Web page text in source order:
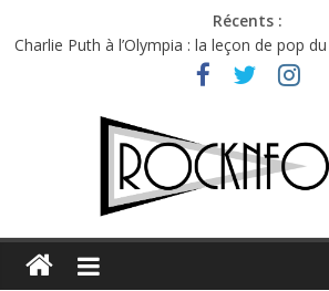
Récents :
Charlie Puth à l’Olympia : la leçon de pop
Festival Triptyque : un nouveau festival de
Hellfest 2026 vendredi : température et
Hellfest 2026 jeudi : impossible de choisir
Première édition du Midgard Festival :